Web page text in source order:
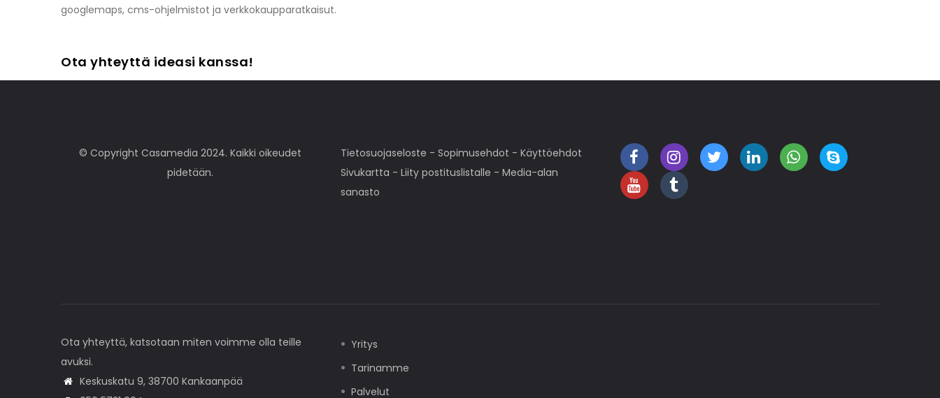
googlemaps, cms-ohjelmistot ja verkkokaupparatkaisut.
Ota yhteyttä ideasi kanssa!
© Copyright Casamedia 2024. Kaikki oikeudet
pidetään.
Tietosuojaseloste - Sopimusehdot - Käyttöehdot
Sivukartta - Liity postituslistalle - Media-alan
sanasto
Ota yhteyttä, katsotaan miten voimme olla teille
avuksi.
Keskuskatu 9, 38700 Kankaanpää
Yritys
Tarinamme
Palvelut